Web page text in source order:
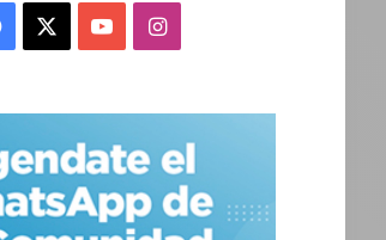
Facebook YouTubeInstagram